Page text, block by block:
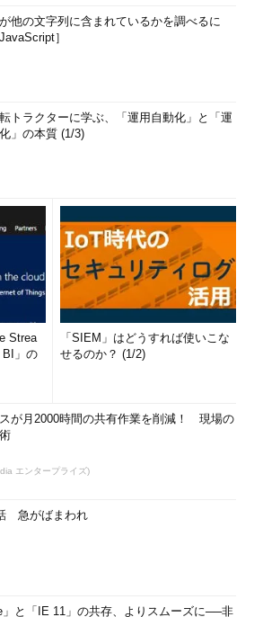
他の文字列に含まれているかを調べるに
］
トラクターに学ぶ、「運用自動化」と「運
」の本質 (1/3)
Strea
BI」の
「SIEM」はどうすれば使いこな
せるのか？ (1/2)
が月2000時間の共有作業を削減！ 現場の
エンタープライズ)
急がばまわれ
」と「IE 11」の共存、よりスムーズに──非